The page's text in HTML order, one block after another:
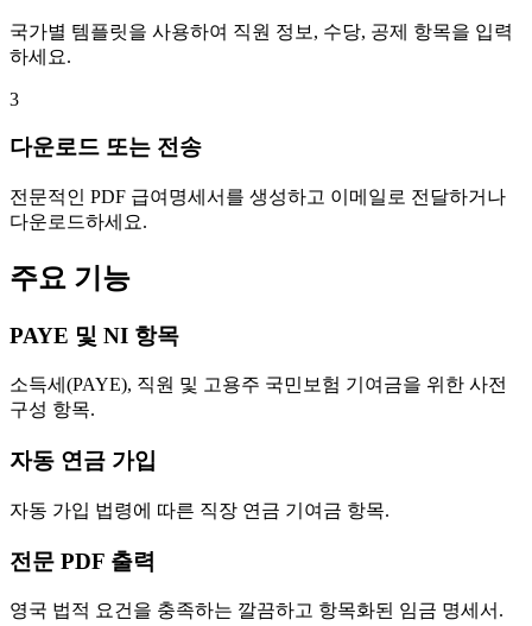
국가별 템플릿을 사용하여 직원 정보, 수당, 공제 항목을 입력
하세요.
3
다운로드 또는 전송
전문적인 PDF 급여명세서를 생성하고 이메일로 전달하거나
다운로드하세요.
주요 기능
PAYE 및 NI 항목
소득세(PAYE), 직원 및 고용주 국민보험 기여금을 위한 사전
구성 항목.
자동 연금 가입
자동 가입 법령에 따른 직장 연금 기여금 항목.
전문 PDF 출력
영국 법적 요건을 충족하는 깔끔하고 항목화된 임금 명세서.